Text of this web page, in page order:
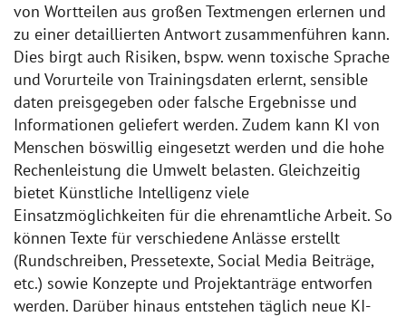
von Wortteilen aus großen Textmengen erlernen und
zu einer detaillierten Antwort zusammenführen kann.
Dies birgt auch Risiken, bspw. wenn toxische Sprache
und Vorurteile von Trainingsdaten erlernt, sensible
daten preisgegeben oder falsche Ergebnisse und
Informationen geliefert werden. Zudem kann KI von
Menschen böswillig eingesetzt werden und die hohe
Rechenleistung die Umwelt belasten. Gleichzeitig
bietet Künstliche Intelligenz viele
Einsatzmöglichkeiten für die ehrenamtliche Arbeit. So
können Texte für verschiedene Anlässe erstellt
(Rundschreiben, Pressetexte, Social Media Beiträge,
etc.) sowie Konzepte und Projektanträge entworfen
werden. Darüber hinaus entstehen täglich neue KI-